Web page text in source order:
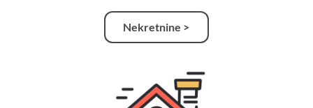
Nekretnine >